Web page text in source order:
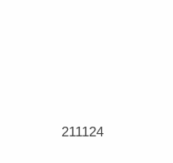
211124